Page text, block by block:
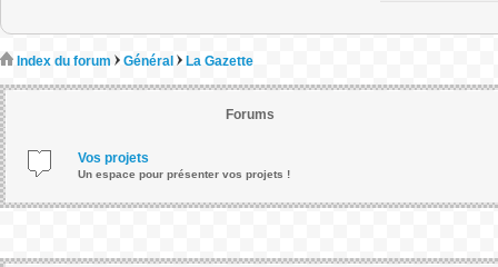
Index du forum Général La Gazette
Forums
Vos projets
Un espace pour présenter vos projets !